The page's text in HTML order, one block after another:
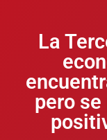
La
pero